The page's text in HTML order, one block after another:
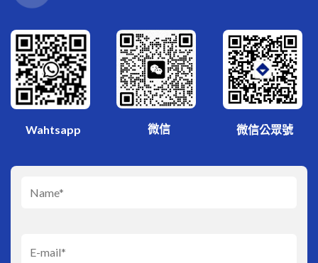
Wahtsapp 微信 微信公眾號